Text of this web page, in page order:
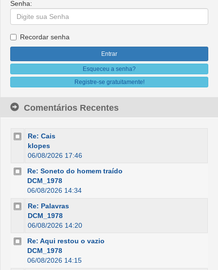
Senha:
Recordar senha
Esqueceu a senha?
Registre-se gratuitamente!
Comentários Recentes
Re: Cais
klopes
06/08/2026 17:46
Re: Soneto do homem traído
DCM_1978
06/08/2026 14:34
Re: Palavras
DCM_1978
06/08/2026 14:20
Re: Aqui restou o vazio
DCM_1978
06/08/2026 14:15